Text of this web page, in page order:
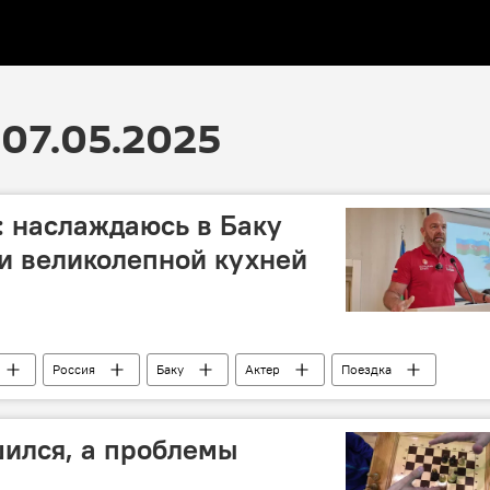
наслаждаюсь в Баку
великолепной кухней
Россия Баку Актер
Поездка
Азербайджанская кухня
а проблемы